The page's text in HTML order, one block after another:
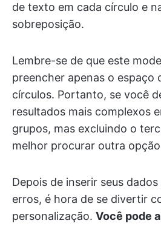
de texto em cada círculo e
sobreposição.
Lembre-se de que este
preencher apenas o espaço
círculos. Portanto, se você
resultados mais complexos
grupos, mas excluindo o
melhor procurar outra
Depois de inserir seus
erros, é hora de se divertir
personalização. Você pode